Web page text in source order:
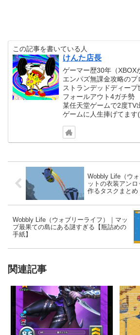
この記事を書いている人
けんた店長
ゲーマー歴30年（XBOX
エンパズ無課金攻略のプ
ストランデッドディープ
フォールアウト4ガチ勢
某任天堂ゲームで2度TV
ゲームに人生捧げてま
Wobbly Life（ウ
ットの衣装アン
作るタスクまとめ
Wobbly Life（ウォブリーライフ）｜マッ
プ最果ての島にある謎すぎる【瓶詰めの
手紙】
関連記事